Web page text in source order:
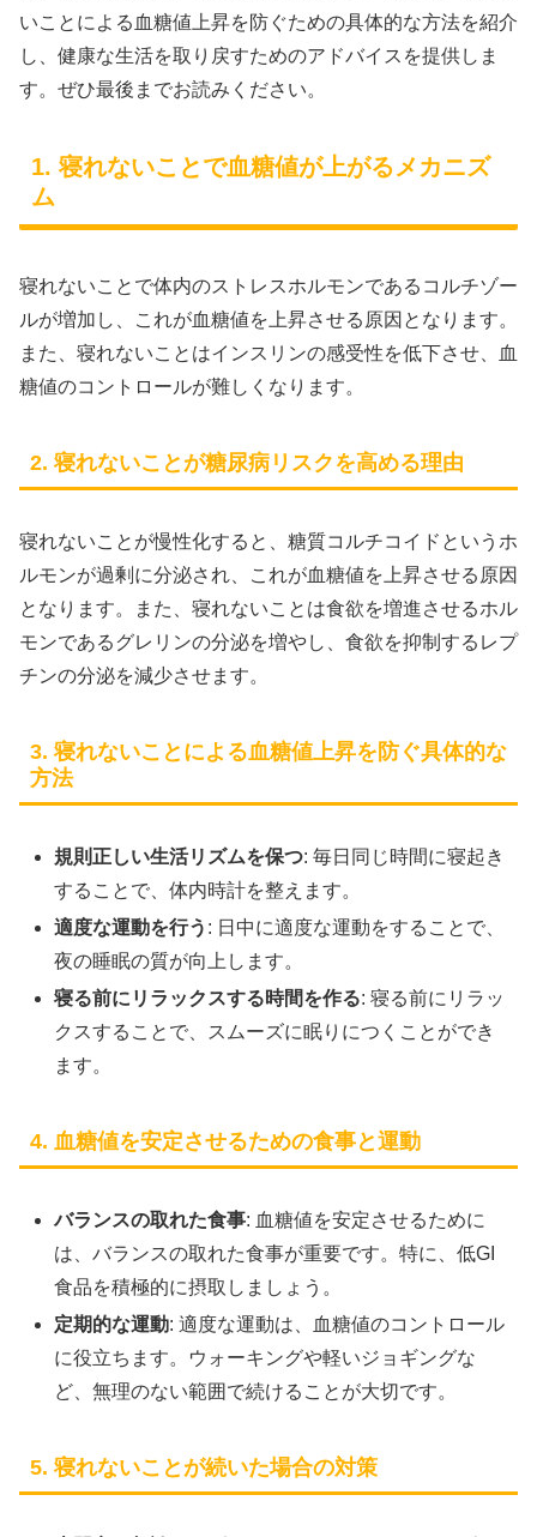
いことによる血糖値上昇を防ぐための具体的な方法を紹介
し、健康な生活を取り戻すためのアドバイスを提供しま
す。ぜひ最後までお読みください。
1. 寝れないことで血糖値が上がるメカニズ
ム
寝れないことで体内のストレスホルモンであるコルチゾー
ルが増加し、これが血糖値を上昇させる原因となります。
また、寝れないことはインスリンの感受性を低下させ、血
糖値のコントロールが難しくなります。
2. 寝れないことが糖尿病リスクを高める理由
寝れないことが慢性化すると、糖質コルチコイドというホ
ルモンが過剰に分泌され、これが血糖値を上昇させる原因
となります。また、寝れないことは食欲を増進させるホル
モンであるグレリンの分泌を増やし、食欲を抑制するレプ
チンの分泌を減少させます。
3. 寝れないことによる血糖値上昇を防ぐ具体的な
方法
規則正しい生活リズムを保つ: 毎日同じ時間に寝起き
することで、体内時計を整えます。
適度な運動を行う : 日中に適度な運動をすることで、
夜の睡眠の質が向上します。
寝る前にリラックスする時間を作る: 寝る前にリラッ
クスすることで、スムーズに眠りにつくことができ
ます。
4. 血糖値を安定させるための食事と運動
バランスの取れた食事: 血糖値を安定させるために
は、バランスの取れた食事が重要です。特に、低GI
食品を積極的に摂取しましょう。
定期的な運動: 適度な運動は、血糖値のコントロール
に役立ちます。ウォーキングや軽いジョギングな
ど、無理のない範囲で続けることが大切です。
5. 寝れないことが続いた場合の対策